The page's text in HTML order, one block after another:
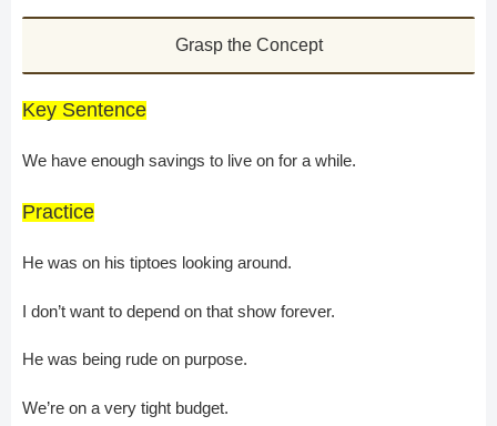
Grasp the Concept
Key Sentence
We have enough savings to live on for a while.
Practice
He was on his tiptoes looking around.
I don’t want to depend on that show forever.
He was being rude on purpose.
We’re on a very tight budget.